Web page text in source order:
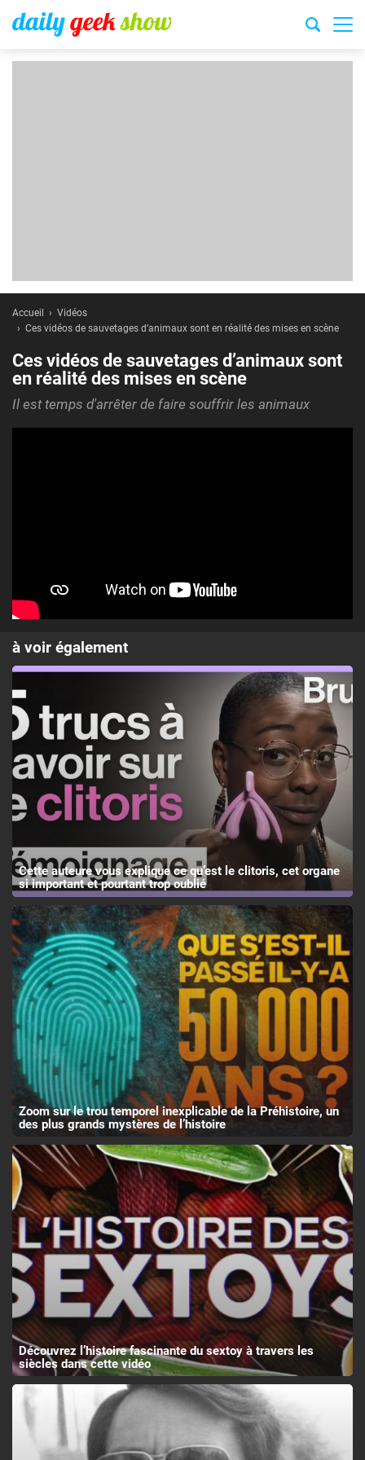
Accueil
Vidéos
Ces vidéos de sauvetages d’animaux sont en réalité des mises en scène
Ces vidéos de sauvetages d’animaux sont
en réalité des mises en scène
Il est temps d'arrêter de faire souffrir les animaux
à voir également
Cette auteure vous explique ce qu’est le clitoris, cet organe
si important et pourtant trop oublié
Zoom sur le trou temporel inexplicable de la Préhistoire, un
des plus grands mystères de l’histoire
Découvrez l’histoire fascinante du sextoy à travers les
siècles dans cette vidéo